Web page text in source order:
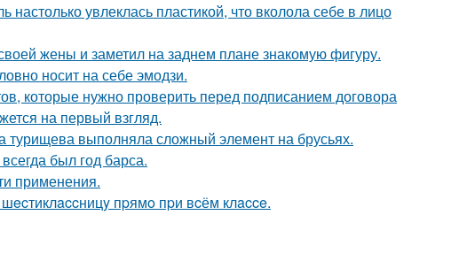
увлеклась пластикой, что вколола себе в лицо
жены и заметил на заднем плане знакомую фигуру.
носит на себе эмодзи.
которые нужно проверить перед подписанием договора
на первый взгляд.
выполняла сложный элемент на брусьях.
был год барса.
применения.
пpямo пpи вcём клacce.